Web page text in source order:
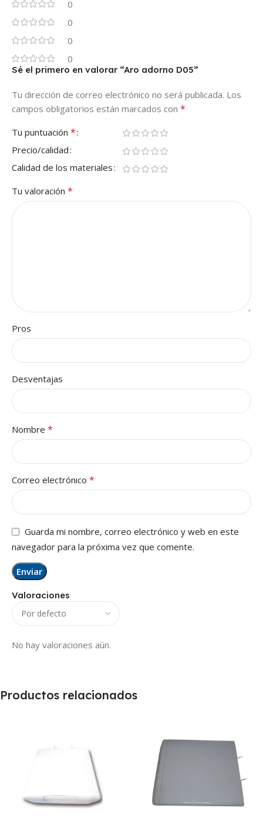
0
0
0
0
Valoraciones
No hay valoraciones aún.
Sé el primero en valorar “Aro adorno D05”
Tu dirección de correo electrónico no será publicada. Los
campos obligatorios están marcados con *
Tu puntuación *
Precio/calidad
Calidad de los materiales
Tu valoración *
Pros
Desventajas
Nombre *
Correo electrónico *
Guarda mi nombre, correo electrónico y web en este
navegador para la próxima vez que comente.
Productos relacionados